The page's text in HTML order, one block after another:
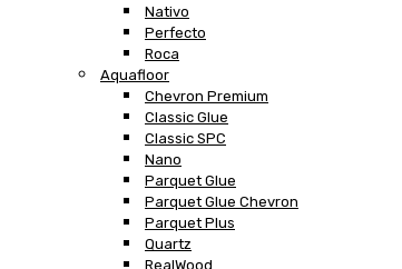
Nativo
Perfecto
Roca
Aquafloor
Chevron Premium
Classic Glue
Classic SPC
Nano
Parquet Glue
Parquet Glue Chevron
Parquet Plus
Quartz
RealWood